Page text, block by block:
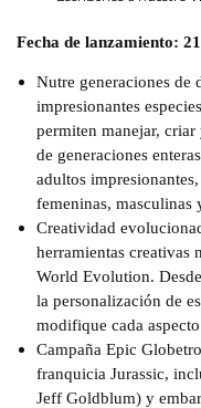
Fecha de lanzamiento:
Nutre generaciones de
impresionantes
permiten manejar,
de generaciones
adultos
femeninas, masculinas
Creatividad
herramientas creativas
World Evolution.
la personalización de
modifique cada
Campaña Epic
franquicia Jurassic,
Jeff Goldblum) y